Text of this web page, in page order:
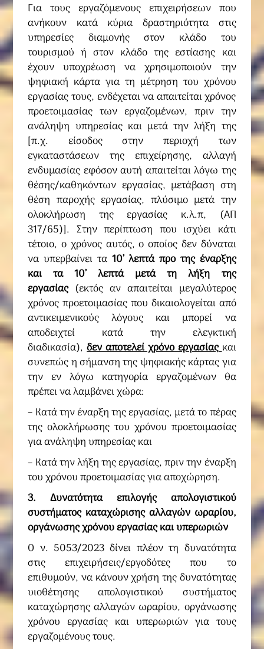
Για τους εργαζόμενους επιχειρήσεων που
ανήκουν κατά κύρια δραστηριότητα στις
υπηρεσίες διαμονής στον κλάδο του
τουρισμού ή στον κλάδο της εστίασης και
έχουν υποχρέωση να χρησιμοποιούν την
ψηφιακή κάρτα για τη μέτρηση του χρόνου
εργασίας τους, ενδέχεται να απαιτείται χρόνος
προετοιμασίας των εργαζομένων, πριν την
ανάληψη υπηρεσίας και μετά την λήξη της
[π.χ. είσοδος στην περιοχή των
εγκαταστάσεων της επιχείρησης, αλλαγή
ενδυμασίας εφόσον αυτή απαιτείται λόγω της
θέσης/καθηκόντων εργασίας, μετάβαση στη
θέση παροχής εργασίας, πλύσιμο μετά την
ολοκλήρωση της εργασίας κ.λ.π, (ΑΠ
317/65)]. Στην περίπτωση που ισχύει κάτι
τέτοιο, ο χρόνος αυτός, ο οποίος δεν δύναται
να υπερβαίνει τα 10’ λεπτά προ της έναρξης
και τα 10’ λεπτά μετά τη λήξη της
εργασίας (εκτός αν απαιτείται μεγαλύτερος
χρόνος προετοιμασίας που δικαιολογείται από
αντικειμενικούς λόγους και μπορεί να
αποδειχτεί κατά την ελεγκτική
διαδικασία),δεν αποτελεί χρόνο εργασίαςκαι
συνεπώς η σήμανση της ψηφιακής κάρτας για
την εν λόγω κατηγορία εργαζομένων θα
πρέπει να λαμβάνει χώρα:
– Κατά την έναρξη της εργασίας, μετά το πέρας
της ολοκλήρωσης του χρόνου προετοιμασίας
για ανάληψη υπηρεσίας και
– Κατά την λήξη της εργασίας, πριν την έναρξη
του χρόνου προετοιμασίας για αποχώρηση.
3. Δυνατότητα επιλογής απολογιστικού
συστήματος καταχώρισης αλλαγών ωραρίου,
οργάνωσης χρόνου εργασίας και υπερωριών
Ο ν. 5053/2023 δίνει πλέον τη δυνατότητα
στις επιχειρήσεις/εργοδότες που το
επιθυμούν, να κάνουν χρήση της δυνατότητας
υιοθέτησης απολογιστικού συστήματος
καταχώρησης αλλαγών ωραρίου, οργάνωσης
χρόνου εργασίας και υπερωριών για τους
εργαζομένους τους.